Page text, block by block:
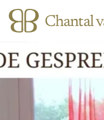
Chantal